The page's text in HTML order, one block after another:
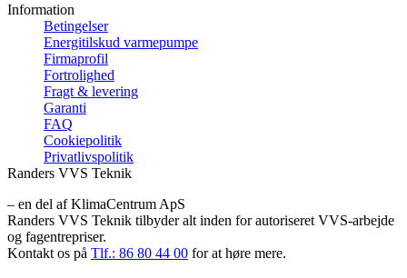
Information
Betingelser
Energitilskud varmepumpe
Firmaprofil
Fortrolighed
Fragt & levering
Garanti
FAQ
Cookiepolitik
Privatlivspolitik
Randers VVS Teknik
– en del af KlimaCentrum ApS
Randers VVS Teknik tilbyder alt inden for autoriseret VVS-arbejde
og fagentrepriser.
Kontakt os på Tlf.: 86 80 44 00 for at høre mere.